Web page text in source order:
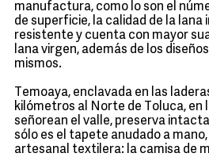
manufactura, como lo son el
de superficie, la calidad de la lana
resistente y cuenta con mayor
lana virgen, además de los
mismos.
Temoaya, enclavada en las
kilómetros al Norte de Toluca, en
señorean el valle, preserva
sólo es el tapete anudado a
artesanal textilera: la camisa de